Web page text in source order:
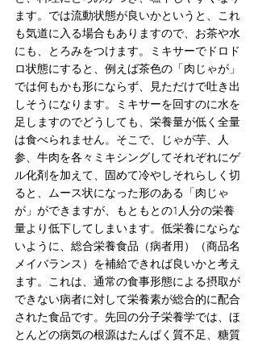
ます。では流動状態が良いかというと、これ
も気道に入る場合もありますので、お茶や水
にも、とろみをつけます。ミキサーでドロド
ロ状態にすると、例えば茶色の「肉じゃが」
では何もかも形にならず、見ただけで吐き出
しそうになります。ミキサーを回すのに水を
足しますのでどうしても、栄養量が低く全量
は食べられません。そこで、じゃが芋、人
参、牛肉を各々ミキシングしてそれぞれにゲ
ル化剤を加えて、固めて冷やしそれらしく切
ると、ムース状になった形のある「肉じゃ
が」ができますが、もともとの1人分の栄養
量より低下してしまいます。低栄養にならな
いように、総合栄養食品（病者用）（商品名
メイバランス）を補給できれば良いかと考え
ます。これは、通常の食事形態による摂取が
できない病者に対して栄養素が総合的に配合
された食品です。先回の分子栄養学では、ほ
とんどの病気の根源はたんぱく質不足、糖質